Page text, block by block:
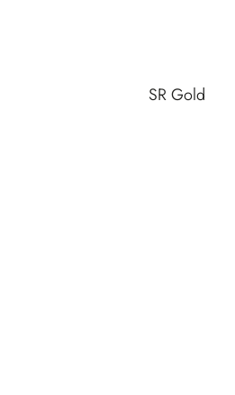
SR Gold